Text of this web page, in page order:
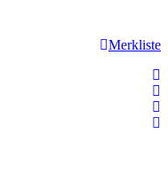
Merkliste